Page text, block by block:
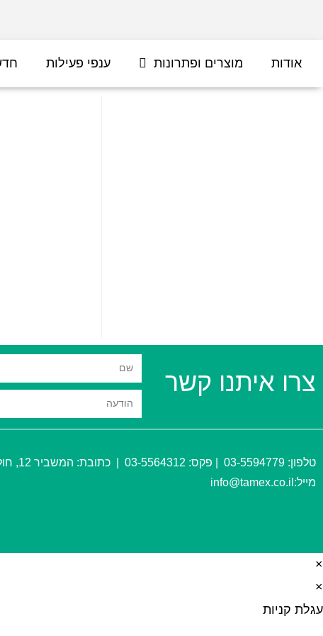
אודות מוצרים ופתרונות ענפי פעילות
צרו איתנו קשר
טלפון: 03-5594779 | פקס: 03-5564312 | כתובת: המשביר 12, חולון
מייל:
info@tamex.co.il
×
×
עגלת קניות